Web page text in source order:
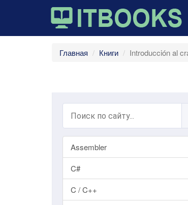
Главная Книги Introducción al
Assembler
C#
C / C++